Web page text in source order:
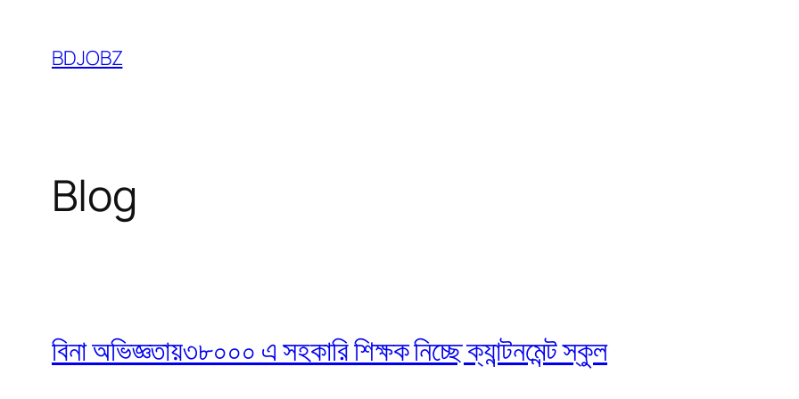
content
BDJOBZ
Blog
বিনা অভিজ্ঞতায়৩৮০০০ এ সহকারি শিক্ষক নিচ্ছে ক্যান্টনমেন্ট স্কুল